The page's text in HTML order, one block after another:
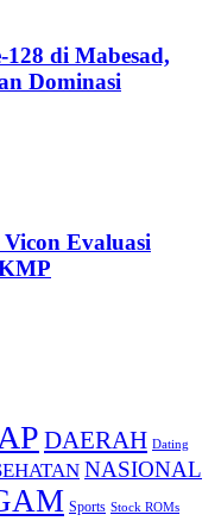
di Mabesad,
Dominasi
Evaluasi
DAERAH Dating
NASIONAL
Sports Stock ROMs